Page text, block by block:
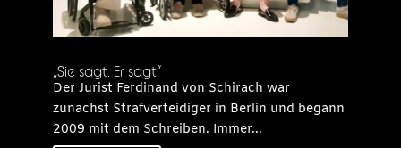
„Sie sagt. Er sagt“
Der Jurist Ferdinand von Schirach war
zunächst Strafverteidiger in Berlin und begann
2009 mit dem Schreiben. Immer...